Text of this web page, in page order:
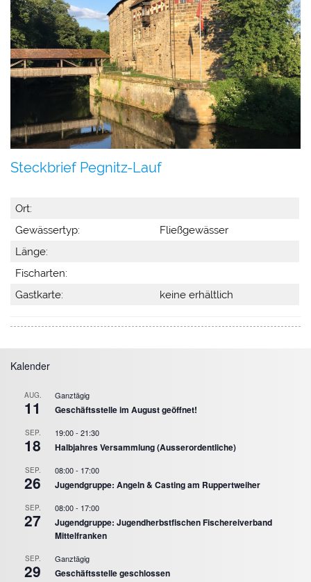
Steckbrief Pegnitz-Lauf
Ort:
Gewässertyp:
Fließgewässer
Länge:
Fischarten:
Gastkarte:
keine erhältlich
Kalender
AUG.
11
Ganztägig
Geschäftsstelle im August geöffnet!
SEP.
18
19:00-21:30
Halbjahres Versammlung (Ausserordentliche)
SEP.
26
08:00- 17:00
Jugendgruppe: Angeln & Casting am Ruppertweiher
SEP.
27
08:00- 17:00
Jugendgruppe: Jugendherbstfischen Fischereiverband
Mittelfranken
SEP.
29
Ganztägig
Geschäftsstelle geschlossen